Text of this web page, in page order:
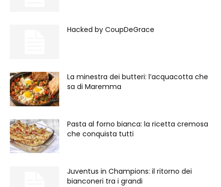
Hacked by CoupDeGrace
La minestra dei butteri: l’acquacotta che
sa di Maremma
Pasta al forno bianca: la ricetta cremosa
che conquista tutti
Juventus in Champions: il ritorno dei
bianconeri tra i grandi